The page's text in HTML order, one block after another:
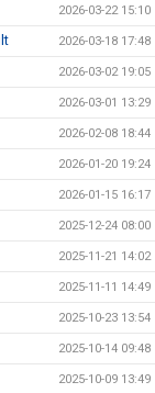
2026-03-22 15:10
2026-03-18 17:48
2026-03-02 19:05
2026-03-01 13:29
2026-02-08 18:44
2026-01-20 19:24
2026-01-15 16:17
2025-12-24 08:00
2025-11-21 14:02
2025-11-11 14:49
2025-10-23 13:54
2025-10-14 09:48
2025-10-09 13:49